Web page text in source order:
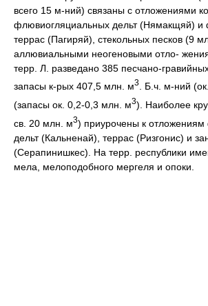
всего 15 м-ний) связаны c отложениями
флювиогляциальных дельт (Нямакщяй) и
террас (Пагиряй), стекольных песков (9
аллювиальными неогеновыми отло-
терр. Л. разведано 385 песчано-
запасы к-рых 407,5 млн. м3. Б.ч. м-ний
(запасы ок. 0,2-0,3 млн. м3). Наиболее
св. 20 млн. м3) приурочены к
дельт (Кальненай), террас (Ризгонис) и
(Серапинишкес). Ha терр. республики
мела, мелоподобного мергеля и